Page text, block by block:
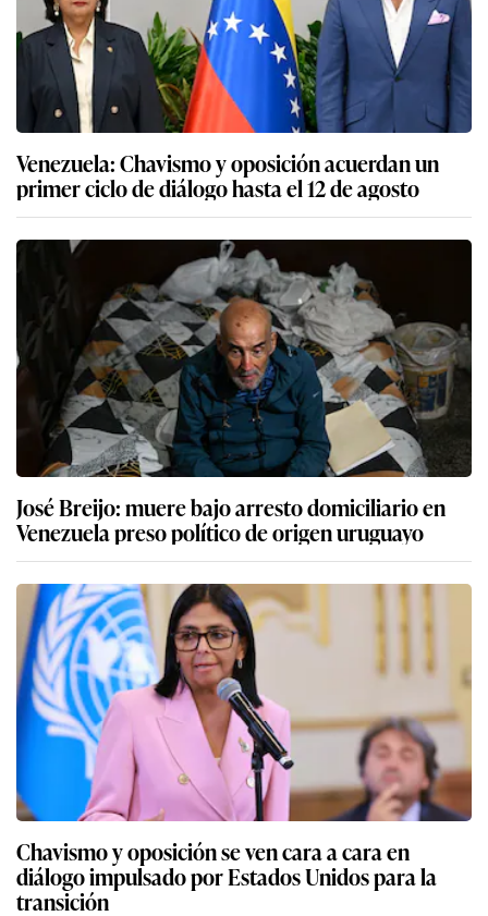
Venezuela: Chavismo y oposición acuerdan un
primer ciclo de diálogo hasta el 12 de agosto
José Breijo: muere bajo arresto domiciliario en
Venezuela preso político de origen uruguayo
Chavismo y oposición se ven cara a cara en
diálogo impulsado por Estados Unidos para la
transición